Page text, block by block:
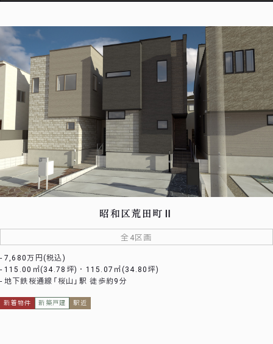
昭和区荒田町Ⅱ
全4区画
7,680万円(税込)
115.00㎡(34.78坪)・115.07㎡(34.80坪)
地下鉄桜通線「桜山」駅 徒歩約9分
新着物件 新築戸建 駅近